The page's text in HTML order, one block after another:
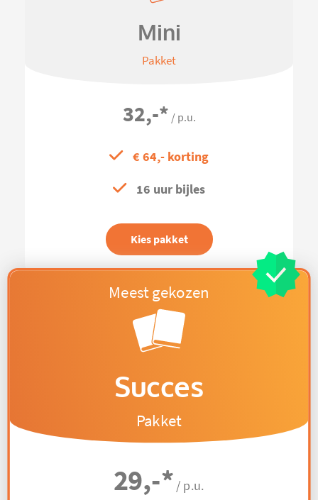
Mini
Pakket
32,-* / p.u.
€ 64,- korting
16 uur bijles
Kies pakket
Succes
Pakket
29,-* / p.u.